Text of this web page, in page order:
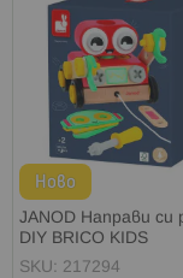
Ново
JANOD Направи си
DIY BRICO KIDS
SKU: 217294